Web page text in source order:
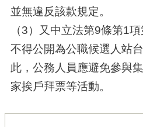
並無違反該款規定。
（3）又中立法第9條第1
不得公開為公職候選人站
此，公務人員應避免參與
家挨戶拜票等活動。